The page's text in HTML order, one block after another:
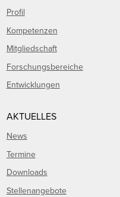
Profil
Kompetenzen
Mitgliedschaft
Forschungsbereiche
Entwicklungen
AKTUELLES
News
Termine
Downloads
Stellenangebote